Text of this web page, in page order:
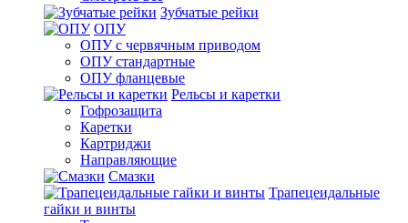
Зубчатые рейки
ОПУ
ОПУ с червячным приводом
ОПУ стандартные
ОПУ фланцевые
Рельсы и каретки
Гофрозащита
Каретки
Картриджи
Направляющие
Смазки
Трапецеидальные
гайки и винты